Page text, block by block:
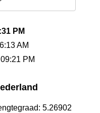
PM
AM
PM
5.26902